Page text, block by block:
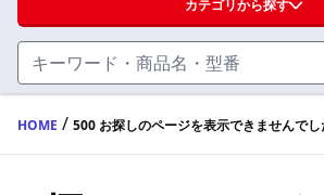
ハンドル・取手・つまみ・周辺
FA・A
蝶番・ステー・周辺機器
製品カタログ
カテゴリから探す
HOME / 500 お探しのページを表示できませんでし